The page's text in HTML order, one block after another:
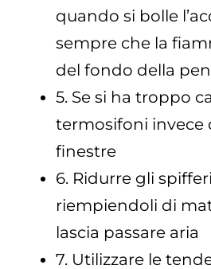
quando si bolle
sempre che la
del fondo della
5. Se si ha troppo
termosifoni invece
finestre
6. Ridurre gli
riempiendoli di
lascia passare aria
7. Utilizzare le